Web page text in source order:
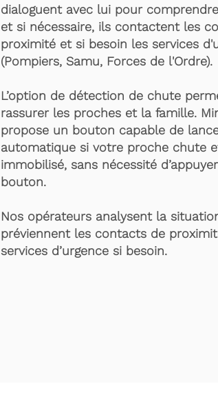
dialoguent avec lui pour
et si nécessaire, ils contactent les
proximité et si besoin les services
(Pompiers, Samu, Forces de l'Ordre).
L’option de détection de chute
rassurer les proches et la famille.
propose un bouton capable de
automatique si votre proche chute
immobilisé, sans nécessité
bouton.
Nos opérateurs analysent la
préviennent les contacts de
services d’urgence si besoin.